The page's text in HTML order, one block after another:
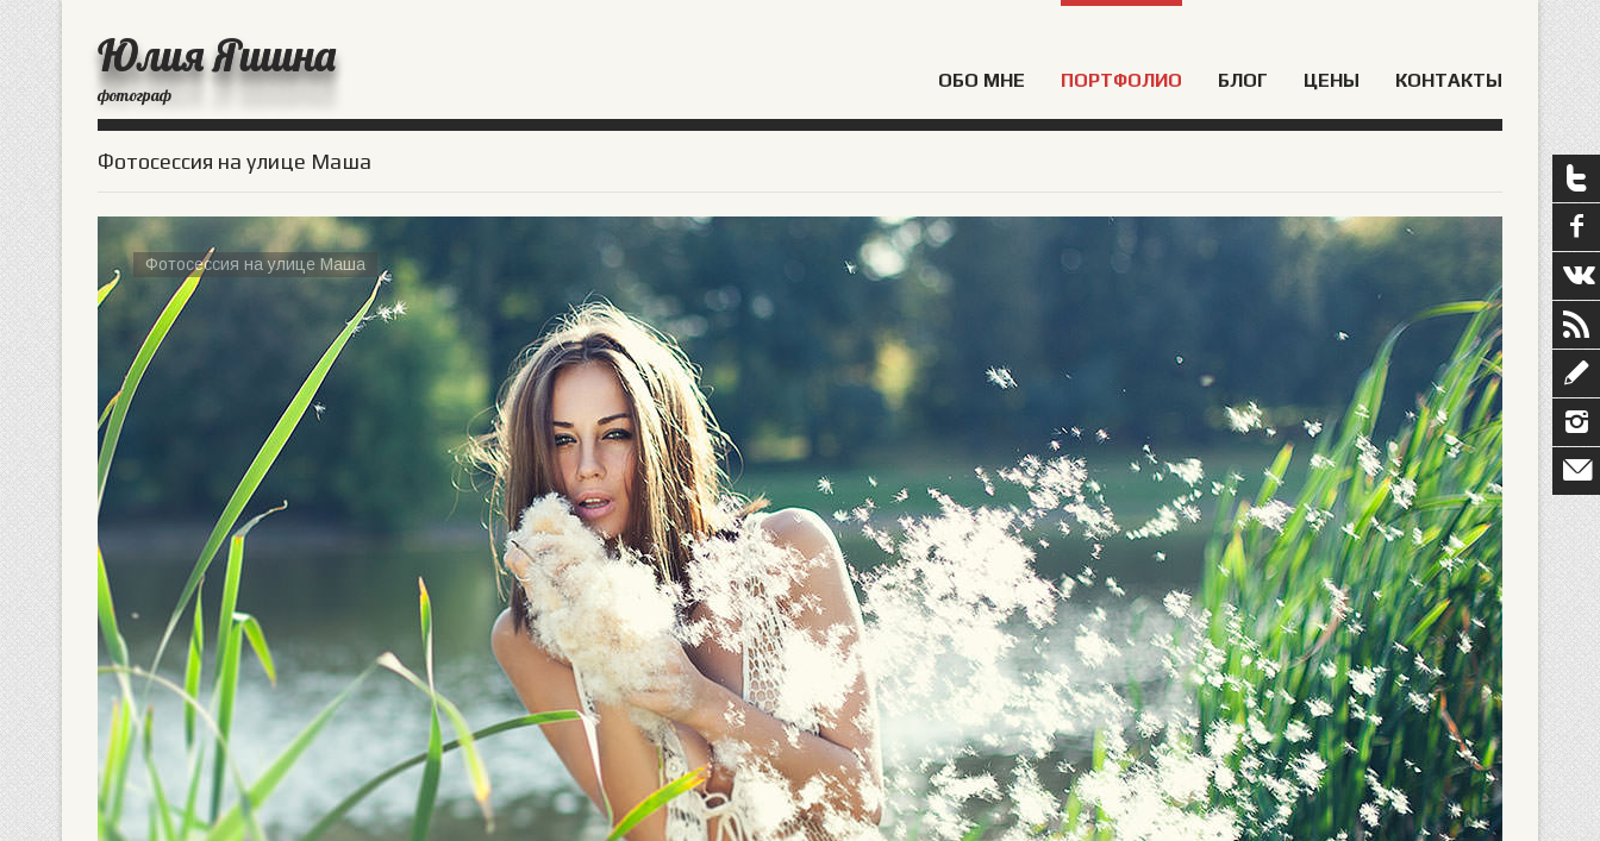
Юлия Яшина
фотограф
ОБО МНЕ ПОРТФОЛИО БЛОГ ЦЕНЫ КОНТАКТЫ
Фотосессия на улице Маша
Фотосессия на улице Маша